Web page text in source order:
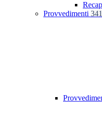
Provvedimenti 341